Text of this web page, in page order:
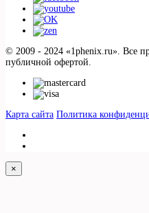
© 2009 - 2024 «1phenix.ru». Все
публичной офертой.
Карта сайта Политика
×